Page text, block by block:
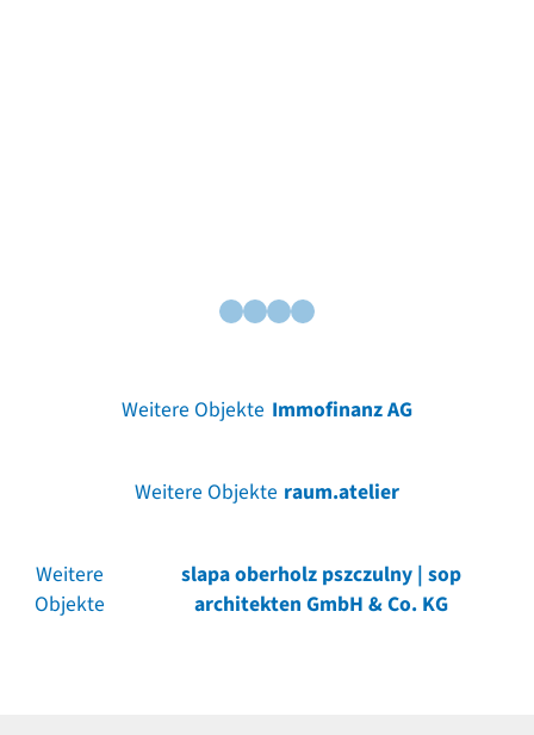
Weitere Objekte Immofinanz AG
Weitere Objekte raum.atelier
Weitere
Objekte
slapa oberholz pszczulny | sop
architekten GmbH & Co. KG